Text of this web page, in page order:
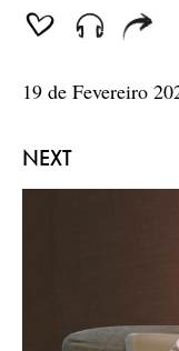
NEXT
19 de Fevereiro